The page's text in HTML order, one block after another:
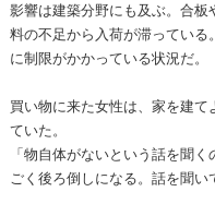
影響は建築分野にも及ぶ。合
料の不足から入荷が滞ってい
に制限がかかっている状況だ。
買い物に来た女性は、家を建
ていた。
「物自体がないという話を聞
ごく後ろ倒しになる。話を聞い